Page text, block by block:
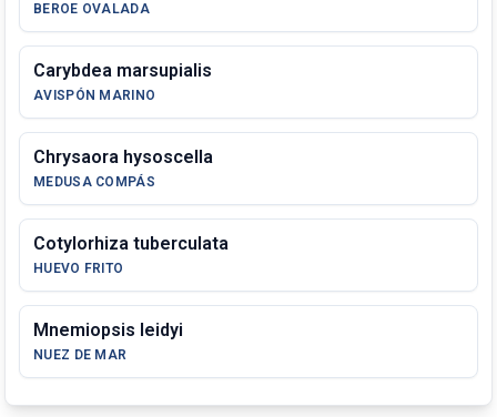
BEROE OVALADA
Carybdea marsupialis
AVISPÓN MARINO
Chrysaora hysoscella
MEDUSA COMPÁS
Cotylorhiza tuberculata
HUEVO FRITO
Mnemiopsis leidyi
NUEZ DE MAR